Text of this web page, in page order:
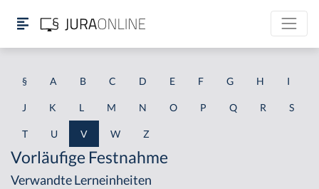
§ A B C D E F G H I
J K L M N O P Q R S
T U V W Z
Vorläufige Festnahme
Verwandte Lerneinheiten